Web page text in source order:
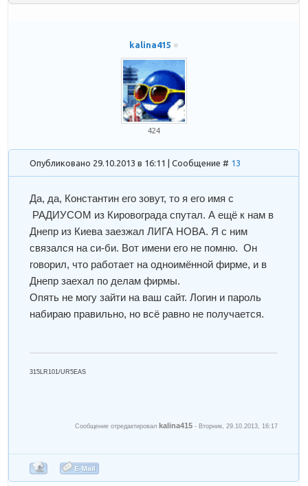
kalina415
424
Опубликовано 29.10.2013 в 16:11 | Сообщение # 13
Да, да, Константин его зовут, то я его имя с
РАДИУСОМ из Кировограда спутал. А ещё к нам в
Днепр из Киева заезжал ЛИГА НОВА. Я с ним
связался на си-би. Вот имени его не помню. Он
говорил, что работает на одноимённой фирме, и в
Днепр заехал по делам фирмы.
Опять не могу зайти на ваш сайт. Логин и пароль
набираю правильно, но всё равно не получается.
315LR101/UR5EAS
Сообщение отредактировал kalina415 - Вторник, 29.10.2013, 16:17